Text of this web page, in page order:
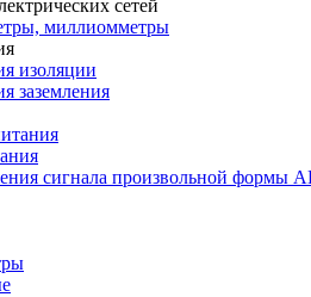
сетей
миллиомметры
изоляции
заземления
сигнала произвольной формы